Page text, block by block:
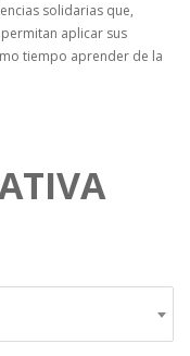
solidarias que,
aplicar sus
tiempo aprender de la